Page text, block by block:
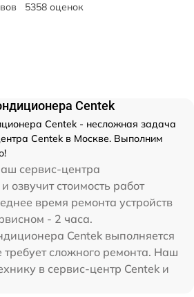
5358 оценок
Centek
Centek - несложная задача
Centek в Москве. Выполним
сервис-центра
озвучит стоимость работ
время ремонта устройств
- 2 часа.
Centek выполняется
требует сложного ремонта. Наш
в сервис-центр Centek и